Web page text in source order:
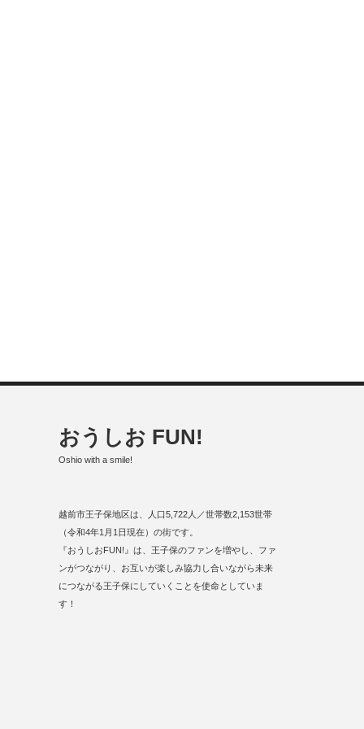
おうしお FUN!
Oshio with a smile!
越前市王子保地区は、人口5,722人／世帯数2,153世帯
（令和4年1月1日現在）の街です。
『おうしおFUN!』は、王子保のファンを増やし、ファ
ンがつながり、お互いが楽しみ協力し合いながら未来
につながる王子保にしていくことを使命としていま
す！